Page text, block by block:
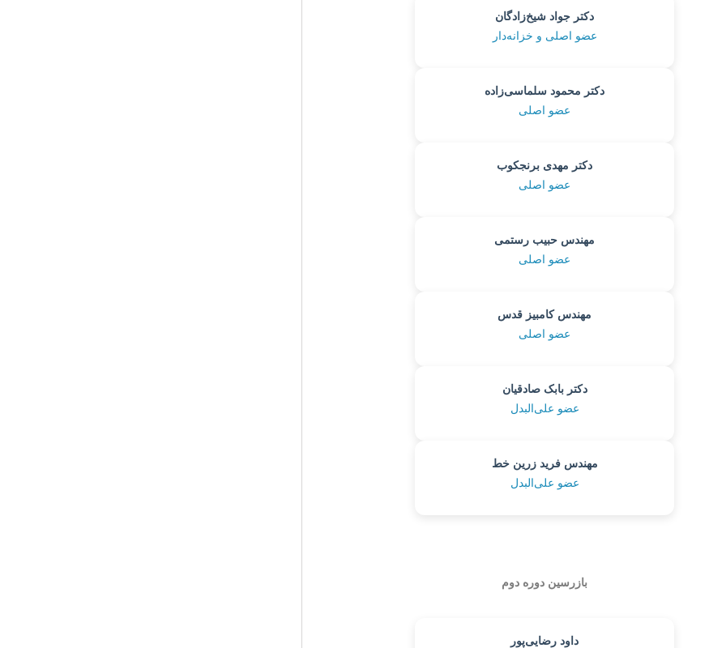
دکتر جواد شیخ‌زادگان
عضو اصلی و خزانه‌دار
دکتر محمود سلماسی‌زاده
عضو اصلی
دکتر مهدی برنجکوب
عضو اصلی
مهندس حبیب رستمی
عضو اصلی
مهندس کامبیز قدس
عضو اصلی
دکتر بابک صادقیان
عضو علی‌البدل
مهندس فرید زرین خط
عضو علی‌البدل
بازرسین دوره دوم
داود رضایی‌پور